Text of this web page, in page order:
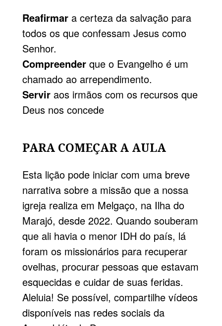
Reafirmar a certeza da salvação para
todos os que confessam Jesus como
Senhor.
Compreender que o Evangelho é um
chamado ao arrependimento.
Servir aos irmãos com os recursos que
Deus nos concede
PARA COMEÇAR A AULA
Esta lição pode iniciar com uma breve
narrativa sobre a missão que a nossa
igreja realiza em Melgaço, na Ilha do
Marajó, desde 2022. Quando souberam
que ali havia o menor IDH do país, lá
foram os missionários para recuperar
ovelhas, procurar pessoas que estavam
esquecidas e cuidar de suas feridas.
Aleluia! Se possível, compartilhe vídeos
disponíveis nas redes sociais da